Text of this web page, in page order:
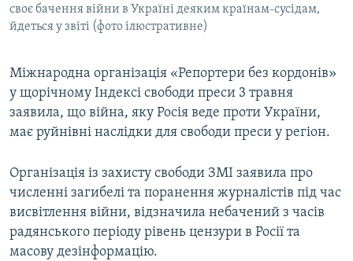
своє бачення війни в Україні деяким країнам-сусідам,
йдеться у звіті (фото ілюстративне)
Міжнародна організація «Репортери без кордонів»
у щорічному Індексі свободи преси 3 травня
заявила, що війна, яку Росія веде проти України,
має руйнівні наслідки для свободи преси у регіон.
Організація із захисту свободи ЗМІ заявила про
численні загибелі та поранення журналістів під час
висвітлення війни, відзначила небачений з часів
радянського періоду рівень цензури в Росії та
масову дезінформацію.